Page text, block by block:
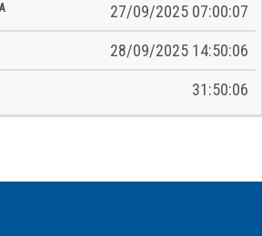
27/09/2025 07:00:07
28/09/2025 14:50:06
31:50:06